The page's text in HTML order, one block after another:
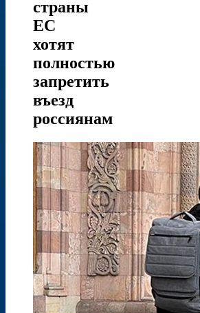
страны
ЕС
хотят
полностью
запретить
въезд
россиянам